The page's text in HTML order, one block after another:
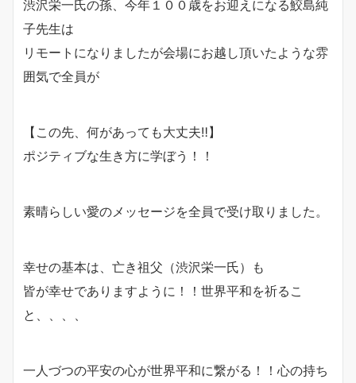
渋沢栄一氏の孫、今年１００歳をお迎えになる鮫島純
子先生は
リモートになりましたが会場にお越し頂いたような雰
囲気で全員が
【この先、何があっても大丈夫‼️】
ポジティブな生き方に学ぼう！！
素晴らしい愛のメッセージを全員で受け取りました。
幸せの基本は、亡き祖父（渋沢栄一氏）も
皆が幸せでありますように！！世界平和を祈るこ
と、、、、
一人づつの平安の心が世界平和に繋がる！！心の持ち